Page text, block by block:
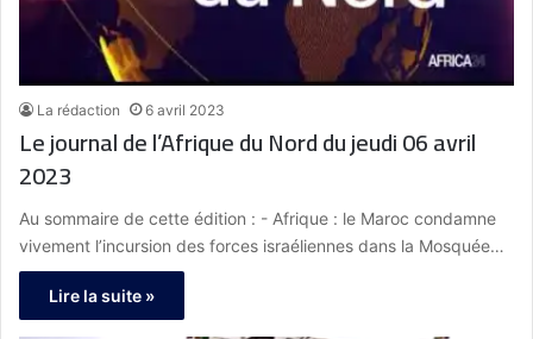
La rédaction 6 avril 2023
Le journal de l’Afrique du Nord du jeudi 06 avril
2023
Au sommaire de cette édition : - Afrique : le Maroc condamne
vivement l’incursion des forces israéliennes dans la Mosquée…
Lire la suite »